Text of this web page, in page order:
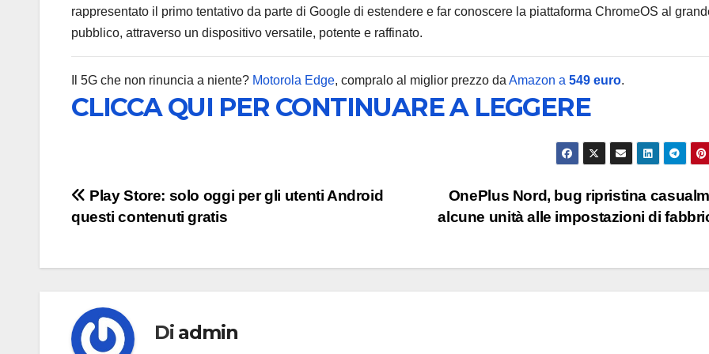
rappresentato il primo tentativo da parte di Google di estendere e far conoscere la piattaforma ChromeOS al
pubblico, attraverso un dispositivo versatile, potente e raffinato.
Il 5G che non rinuncia a niente? Motorola Edge, compralo al miglior prezzo da Amazon a 549 euro.
CLICCA QUI PER CONTINUARE A LEGGERE
Navigazione
articoli
OnePlus Nord, bug ripristina
alcune unità alle impostazioni di
Play Store: solo oggi per gli utenti Android
questi contenuti gratis
Di admin
Watch
le